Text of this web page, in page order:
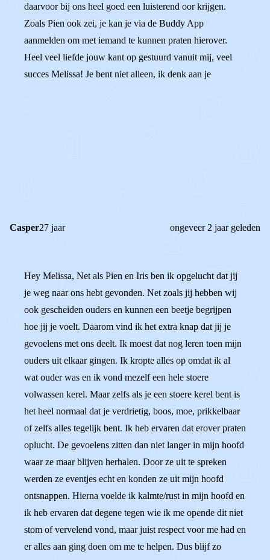
daarvoor bij ons heel goed een luisterend oor krijgen.
Zoals Pien ook zei, je kan je via de Buddy App
aanmelden om met iemand te kunnen praten hierover.
Heel veel liefde jouw kant op gestuurd vanuit mij, veel
succes Melissa! Je bent niet alleen, ik denk aan je
Casper27 jaar ongeveer 2 jaar geleden
Hey Melissa, Net als Pien en Iris ben ik opgelucht dat jij
je weg naar ons hebt gevonden. Net zoals jij hebben wij
ook gescheiden ouders en kunnen een beetje begrijpen
hoe jij je voelt. Daarom vind ik het extra knap dat jij je
gevoelens met ons deelt. Ik moest dat nog leren toen mijn
ouders uit elkaar gingen. Ik kropte alles op omdat ik al
wat ouder was en ik vond mezelf een hele stoere
volwassen kerel. Maar zelfs als je een stoere kerel bent is
het heel normaal dat je verdrietig, boos, moe, prikkelbaar
of zelfs alles tegelijk bent. Ik heb ervaren dat erover praten
oplucht. De gevoelens zitten dan niet langer in mijn hoofd
waar ze maar blijven herhalen. Door ze uit te spreken
werden ze eventjes echt en konden ze uit mijn hoofd
ontsnappen. Hierna voelde ik kalmte/rust in mijn hoofd en
ik heb ervaren dat degene tegen wie ik me opende dit niet
stom of vervelend vond, maar juist respect voor me had en
er alles aan ging doen om me te helpen. Dus blijf zo